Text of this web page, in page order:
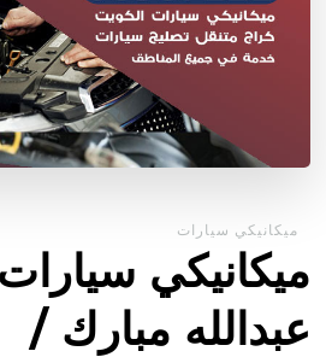
ميكانيكي سيارات
ميكانيكي
عبدالله مبارك /